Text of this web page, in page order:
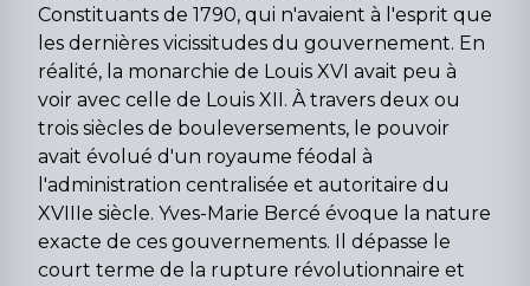
Constituants de 1790, qui n'avaient à l'esprit que
les dernières vicissitudes du gouvernement. En
réalité, la monarchie de Louis XVI avait peu à
voir avec celle de Louis XII. À travers deux ou
trois siècles de bouleversements, le pouvoir
avait évolué d'un royaume féodal à
l'administration centralisée et autoritaire du
XVIIIe siècle. Yves-Marie Bercé évoque la nature
exacte de ces gouvernements. Il dépasse le
court terme de la rupture révolutionnaire et